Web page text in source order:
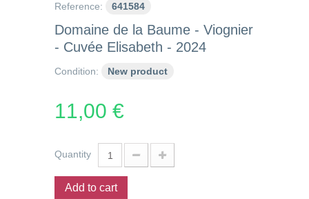
Reference: 641584
Domaine de la Baume - Viognier
- Cuvée Elisabeth - 2024
Condition: New product
11,00 €
Quantity
Add to cart